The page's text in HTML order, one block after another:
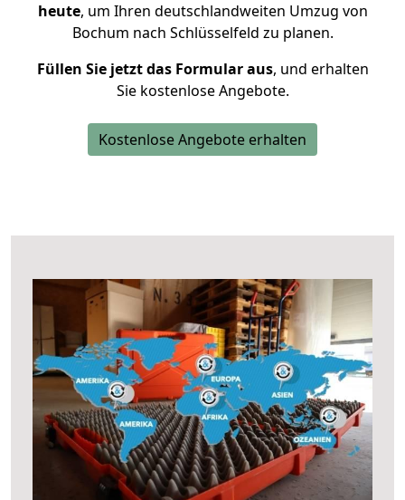
heute, um Ihren deutschlandweiten Umzug von
Bochum nach Schlüsselfeld zu planen.
Füllen Sie jetzt das Formular aus, und erhalten
Sie kostenlose Angebote.
Kostenlose Angebote erhalten